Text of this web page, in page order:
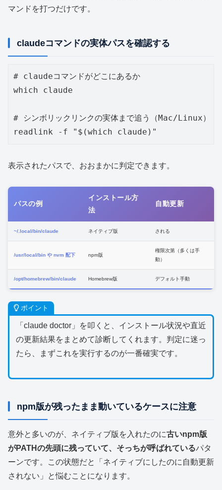
マンドを打つだけです。
claudeコマンドの実体パスを確認する
# claudeコマンドがどこにあるか
which claude
# シンボリックリンクの実体まで追う（Mac/Linux）
readlink -f "$(which claude)"
表示されたパスで、おおまかに判定できます。
パスの例
インストール方
法
自動更新
~/.local/bin/claude ネイティブ版 される
/usr/local/bin や nvm 配下 npm版
権限次第（多くは手
動）
/opt/homebrew/bin/claude Homebrew版 デフォルト手動
ポイント
「claude doctor」を叩くと、インストール状況や直近
の更新結果をまとめて診断してくれます。判定に迷っ
たら、まずこれを実行するのが一番確実です。
npm版が残ったまま動いているケースに注意
意外と多いのが、ネイティブ版を入れたのに古いnpm版
がPATHの先頭に残っていて、そっちが呼ばれているパタ
ーンです。この状態だと「ネイティブにしたのに自動更新
されない」と悩むことになります。